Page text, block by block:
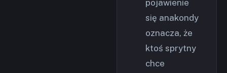
pojawienie
się anakondy
oznacza, że
ktoś sprytny
chce